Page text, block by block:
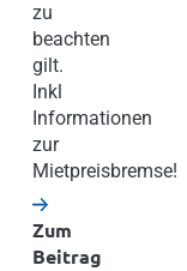
zu
beachten
gilt.
Inkl
Informationen
zur
Mietpreisbremse!
Zum
Beitrag